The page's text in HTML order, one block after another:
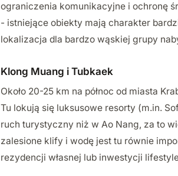
ograniczenia komunikacyjne i ochronę
- istniejące obiekty mają charakter
lokalizacja dla bardzo wąskiej grupy
Klong Muang i Tubkaek
Około 20-25 km na północ od miasta
Tu lokują się luksusowe resorty (m.in.
ruch turystyczny niż w Ao Nang, za to
zalesione klify i wodę jest tu równie
rezydencji własnej lub inwestycji